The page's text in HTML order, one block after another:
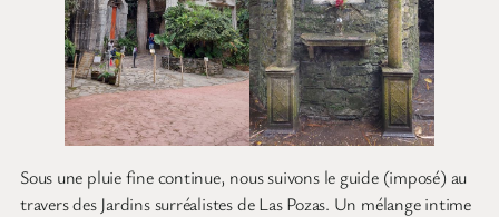
Sous une pluie fine continue, nous suivons le guide (imposé) au
travers des Jardins surréalistes de Las Pozas. Un mélange intime